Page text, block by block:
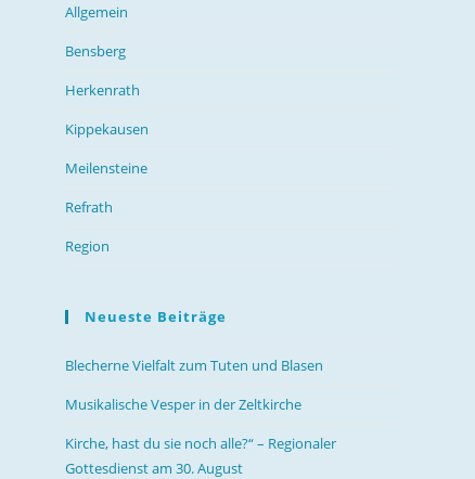
Allgemein
Bensberg
Herkenrath
Kippekausen
Meilensteine
Refrath
Region
Neueste Beiträge
Blecherne Vielfalt zum Tuten und Blasen
Musikalische Vesper in der Zeltkirche
Kirche, hast du sie noch alle?“ – Regionaler
Gottesdienst am 30. August